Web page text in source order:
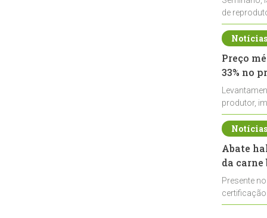
de
durante a
Preço
33% no
produtor,
de leite cru
Abate
da
Presente